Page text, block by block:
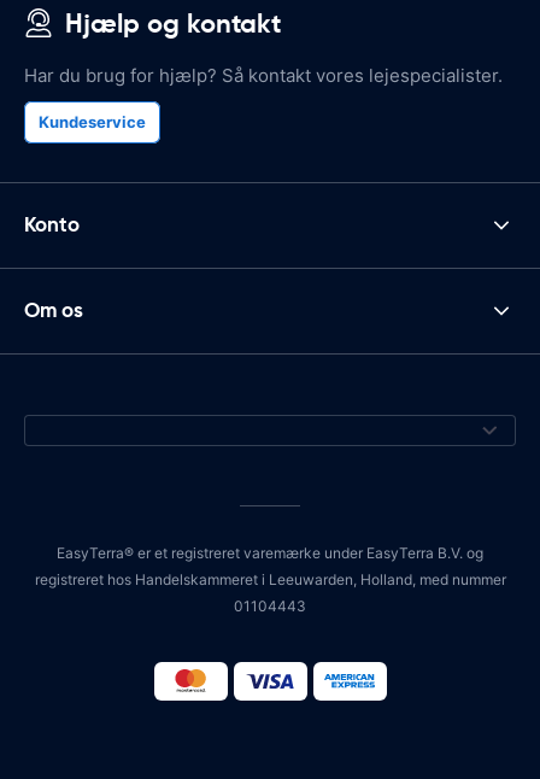
Hjælp og kontakt
Har du brug for hjælp? Så kontakt vores lejespecialister.
Kundeservice
Konto
Om os
EasyTerra® er et registreret varemærke under EasyTerra B.V. og
registreret hos Handelskammeret i Leeuwarden, Holland, med nummer
01104443